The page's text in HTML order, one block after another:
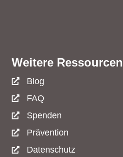
Weitere Ressourcen
Blog
FAQ
Spenden
Prävention
Datenschutz